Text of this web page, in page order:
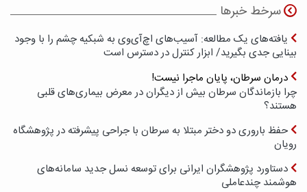
سرخط خبرها
یافته‌های یک مطالعه: آسیب‌های اچ‌آی‌وی به شبکیه چشم را با وجود
بینایی جدی بگیرید/ ابزار کنترل در دسترس است
درمان سرطان، پایان ماجرا نیست!
چرا بازماندگان سرطان بیش از دیگران در معرض بیماری‌های قلبی
هستند؟
حفظ باروری دو دختر مبتلا به سرطان با جراحی پیشرفته در پژوهشگاه
رویان
دستاورد پژوهشگران ایرانی برای توسعه نسل جدید سامانه‌های
هوشمند چندعاملی